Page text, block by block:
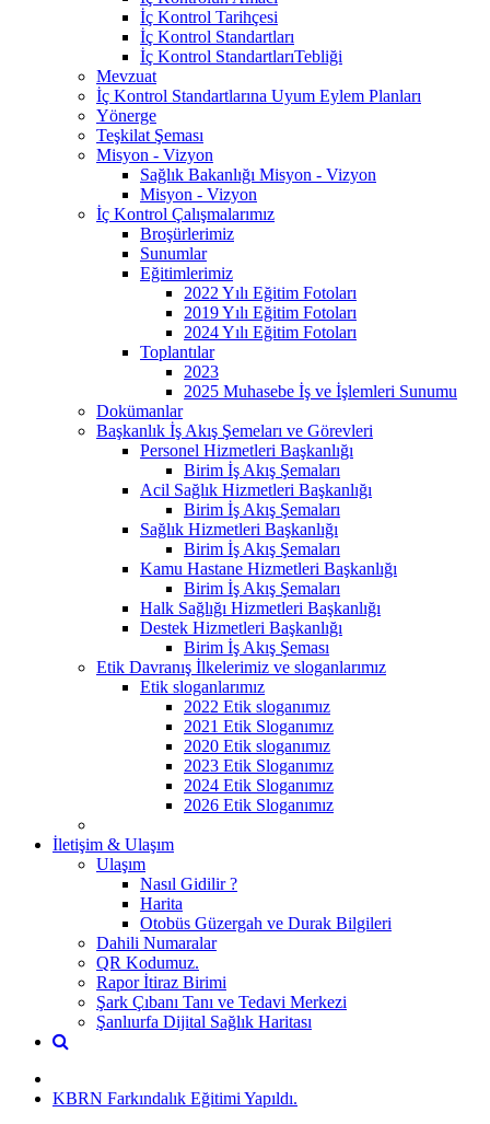
İç Kontrol Tarihçesi
İç Kontrol Standartları
İç Kontrol StandartlarıTebliği
Mevzuat
İç Kontrol Standartlarına Uyum Eylem Planları
Yönerge
Teşkilat Şeması
Misyon - Vizyon
Sağlık Bakanlığı Misyon - Vizyon
Misyon - Vizyon
İç Kontrol Çalışmalarımız
Broşürlerimiz
Sunumlar
Eğitimlerimiz
2022 Yılı Eğitim Fotoları
2019 Yılı Eğitim Fotoları
2024 Yılı Eğitim Fotoları
Toplantılar
2023
2025 Muhasebe İş ve İşlemleri Sunumu
Dokümanlar
Başkanlık İş Akış Şemeları ve Görevleri
Personel Hizmetleri Başkanlığı
Birim İş Akış Şemaları
Acil Sağlık Hizmetleri Başkanlığı
Birim İş Akış Şemaları
Sağlık Hizmetleri Başkanlığı
Birim İş Akış Şemaları
Kamu Hastane Hizmetleri Başkanlığı
Birim İş Akış Şemaları
Halk Sağlığı Hizmetleri Başkanlığı
Destek Hizmetleri Başkanlığı
Birim İş Akış Şeması
Etik Davranış İlkelerimiz ve sloganlarımız
Etik sloganlarımız
2022 Etik sloganımız
2021 Etik Sloganımız
2020 Etik sloganımız
2023 Etik Sloganımız
2024 Etik Sloganımız
2026 Etik Sloganımız
İletişim & Ulaşım
Ulaşım
Nasıl Gidilir ?
Harita
Otobüs Güzergah ve Durak Bilgileri
Dahili Numaralar
QR Kodumuz.
Rapor İtiraz Birimi
Şark Çıbanı Tanı ve Tedavi Merkezi
Şanlıurfa Dijital Sağlık Haritası
KBRN Farkındalık Eğitimi Yapıldı.